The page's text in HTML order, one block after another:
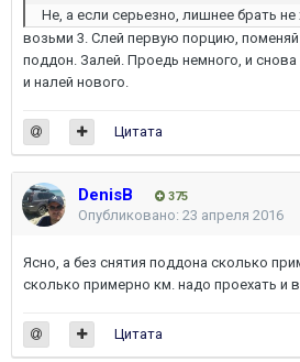
Не, а если серьезно, лишнее брать не
возьми 3. Слей первую порцию,
поддон. Залей. Проедь немного, и снова
и налей нового.
Цитата
DenisB 375
Опубликовано: 23 апреля 2016
Ясно, а без снятия поддона сколько
сколько примерно км. надо проехать и
Цитата